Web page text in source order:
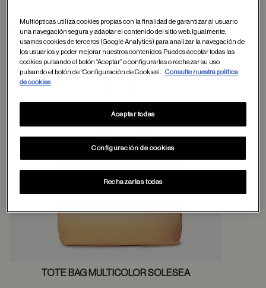
ayuda
Otros usuarios tambien han comprado
TOTE BAG MULTICOLOR SOLESEA
Multiópticas utiliza cookies propias con la finalidad de garantizar al usuario
una navegación segura y adaptar el contenido del sitio web. Igualmente,
usamos cookies de terceros (Google Analytics) para analizar la navegación de
los usuarios y poder mejorar nuestros contenidos. Puedes aceptar todas las
cookies pulsando el botón “Aceptar” o configurarlas o rechazar su uso
pulsando el botón de “Configuración de Cookies”.
Consulte nuestra política
de cookies
Configuración de cookies
Rechazarlas todas
Aceptar todas